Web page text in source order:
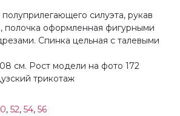
силуэта, рукав
полочка оформленная фигурными
Спинка цельная с талевыми
см. Рост модели на фото 172
трикотаж
, 52, 54, 56